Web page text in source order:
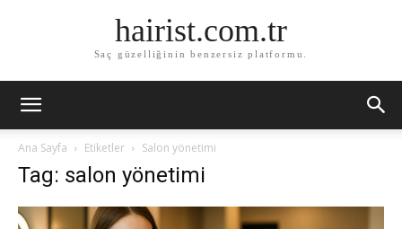
hairist.com.tr
Saç güzelliğinin benzersiz platformu.
Ana Sayfa Etiketler Salon yönetimi
Tag: salon yönetimi